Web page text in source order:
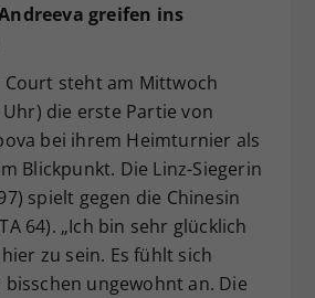
greifen ins
Court steht am Mittwoch
die erste Partie von
bei ihrem Heimturnier als
Blickpunkt. Die Linz-Siegerin
spielt gegen die Chinesin
64). „Ich bin sehr glücklich
zu sein. Es fühlt sich
ungewohnt an. Die